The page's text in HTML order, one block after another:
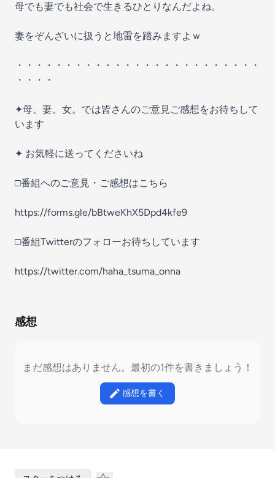
母でも妻でも社会で生きるひとりなんだよね。
妻をぞんざいに扱うと地雷を踏みますよｗ
・・・・・・・・・・・・・・・・・・・・・・・・・
・・・・
✦母、妻、女。では皆さんのご意見ご感想をお待ちして
います
✦ お気軽に送ってくださいね
□番組へのご意見・ご感想はこちら
https://forms.gle/bBtweKhX5Dpd4kfe9
□番組Twitterのフォローお待ちしています
https://twitter.com/haha_tsuma_onna
感想
まだ感想はありません。最初の1件を書きましょう！
感想を書く